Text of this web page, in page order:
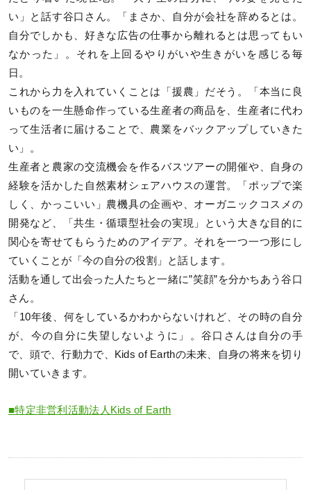
い」と話す谷口さん。「まさか、自分が会社を辞めるとは。
自分でしかも、好きな広告の仕事から離れるとは思ってもい
なかった」。それを上回るやりがいや生きがいを感じる毎
日。
これから力を入れていくことは「援農」だそう。「本当に良
いものを一生懸命作っている生産者の商品を、生産者に代わ
って生活者に届けることで、農業をバックアップしていきた
い」。
生産者と農家の交流機会を作るバスツアーの開催や、自身の
経験を活かした自然素材シェアハウスの運営。「ポップで楽
しく、かっこいい」農機具の企画や、オーガニックコスメの
開発など、「共生・循環型社会の実現」という大きな目的に
関心を寄せてもらうためのアイデア。それを一つ一つ形にし
ていくことが「今の自分の役割」と話します。
活動を通して出会った人たちと一緒に”笑顔”を分かちあう谷口
さん。
「10年後、何をしているかわからないけれど、その時の自分
が、今の自分に失望しないように」。谷口さんは自分の手
で、頭で、行動力で、Kids of Earthの未来、自身の将来を切り
開いていきます。
■特定非営利活動法人Kids of Earth